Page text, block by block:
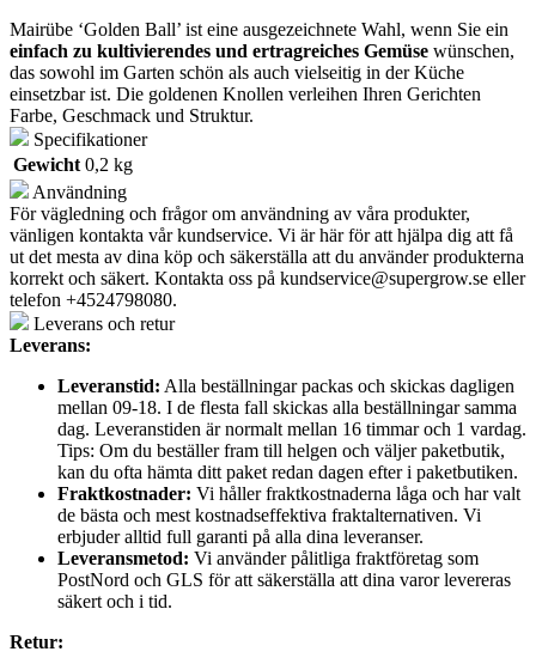
Mairübe ‘Golden Ball’ ist eine ausgezeichnete Wahl, wenn Sie ein
einfach zu kultivierendes und ertragreiches Gemüse wünschen,
das sowohl im Garten schön als auch vielseitig in der Küche
einsetzbar ist. Die goldenen Knollen verleihen Ihren Gerichten
Farbe, Geschmack und Struktur.
Specifikationer
Gewicht 0,2 kg
Användning
För vägledning och frågor om användning av våra produkter,
vänligen kontakta vår kundservice. Vi är här för att hjälpa dig att få
ut det mesta av dina köp och säkerställa att du använder produkterna
korrekt och säkert. Kontakta oss på kundservice@supergrow.se eller
telefon +4524798080.
Leverans och retur
Leverans:
Leveranstid: Alla beställningar packas och skickas dagligen
mellan 09-18. I de flesta fall skickas alla beställningar samma
dag. Leveranstiden är normalt mellan 16 timmar och 1 vardag.
Tips: Om du beställer fram till helgen och väljer paketbutik,
kan du ofta hämta ditt paket redan dagen efter i paketbutiken.
Fraktkostnader: Vi håller fraktkostnaderna låga och har valt
de bästa och mest kostnadseffektiva fraktalternativen. Vi
erbjuder alltid full garanti på alla dina leveranser.
Leveransmetod: Vi använder pålitliga fraktföretag som
PostNord och GLS för att säkerställa att dina varor levereras
säkert och i tid.
Retur: